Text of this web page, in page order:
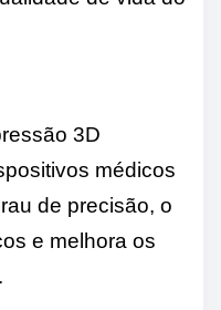
3D
médicos
de precisão, o
e melhora os